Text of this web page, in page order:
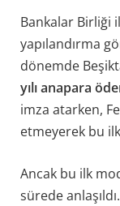
Bankalar Birliği
yapılandırma
dönemde
yılı anapara
imza atarken,
etmeyerek bu ilk
Ancak bu ilk
sürede